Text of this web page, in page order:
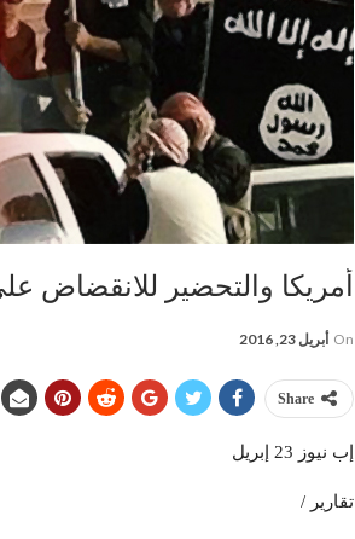
أمريكا والتحضير للانقضاض
On أبريل 23, 2016
Share
إب نيوز 23 إبريل
تقارير /